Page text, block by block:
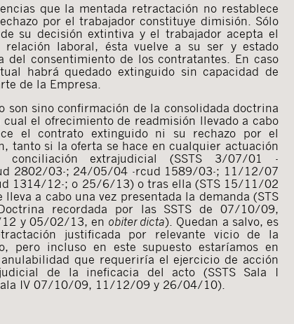
que la mentada retractación no restablece
por el trabajador constituye dimisión. Sólo
su decisión extintiva y el trabajador acepta el
laboral, ésta vuelve a su ser y estado
del consentimiento de los contratantes. En caso
habrá quedado extinguido sin capacidad de
de la Empresa.
son sino confirmación de la consolidada doctrina
el ofrecimiento de readmisión llevado a cabo
el contrato extinguido ni su rechazo por el
tanto si la oferta se hace en cualquier actuación
extrajudicial (SSTS 3/07/01 -
2802/03-; 24/05/04 -rcud 1589/03-; 11/12/07
1314/12-; o 25/6/13) o tras ella (STS 15/11/02
a cabo una vez presentada la demanda (STS
recordada por las SSTS de 07/10/09,
y 05/02/13, en obiter dicta). Quedan a salvo, es
justificada por relevante vicio de la
pero incluso en este supuesto estaríamos en
que requeriría el ejercicio de acción
de la ineficacia del acto (SSTS Sala I
IV 07/10/09, 11/12/09 y 26/04/10).